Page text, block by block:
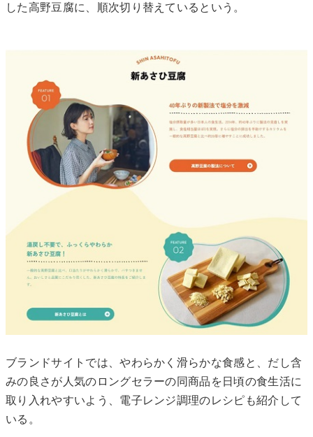
した⾼野⾖腐に、順次切り替えているという。
ブランドサイトでは、やわらかく滑らかな⾷感と、だし含
みの良さが⼈気のロングセラーの同商品を⽇頃の⾷⽣活に
取り⼊れやすいよう、電⼦レンジ調理のレシピも紹介して
いる。